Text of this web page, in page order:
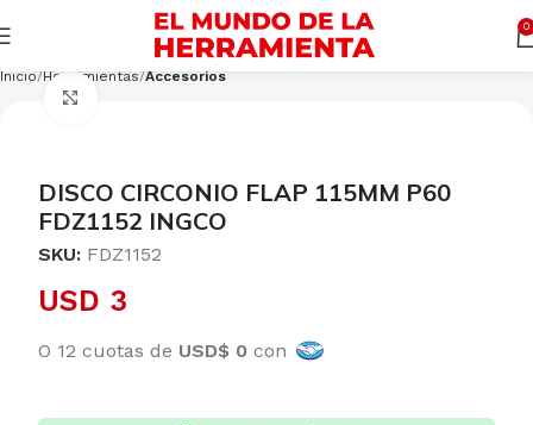
0
Inicio Herramientas Accesorios
DISCO CIRCONIO FLAP 115MM P60
FDZ1152 INGCO
SKU: FDZ1152
USD 3
O 12 cuotas de USD$ 0 con
Cargando productos… CONSULTAR